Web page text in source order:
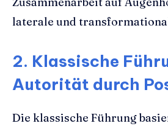
laterale und
2. Klassische
Autorität durch
Die klassische Führung